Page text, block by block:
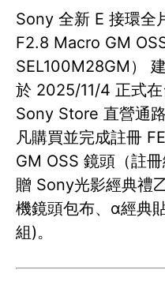
Sony 全新 E 接環全
F2.8 Macro GM
SEL100M28GM）
於 2025/11/4 正式
Sony Store 直營通
凡購買並完成註冊
GM OSS 鏡頭（註
贈 Sony光影經典禮
機鏡頭包布、α經典
組)。